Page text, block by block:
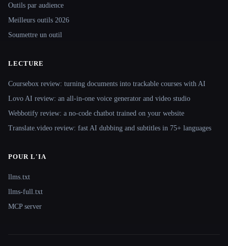
Outils par audience
Meilleurs outils 2026
Soumettre un outil
LECTURE
Coursebox review: turning documents into trackable courses with AI
Lovo AI review: an all-in-one voice generator and video studio
Webbotify review: a no-code chatbot trained on your website
Translate.video review: fast AI dubbing and subtitles in 75+ languages
POUR L'IA
llms.txt
llms-full.txt
MCP server